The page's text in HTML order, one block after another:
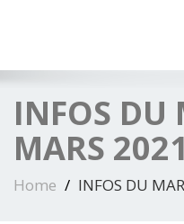
INFOS DU
MARS 2021
Home INFOS DU